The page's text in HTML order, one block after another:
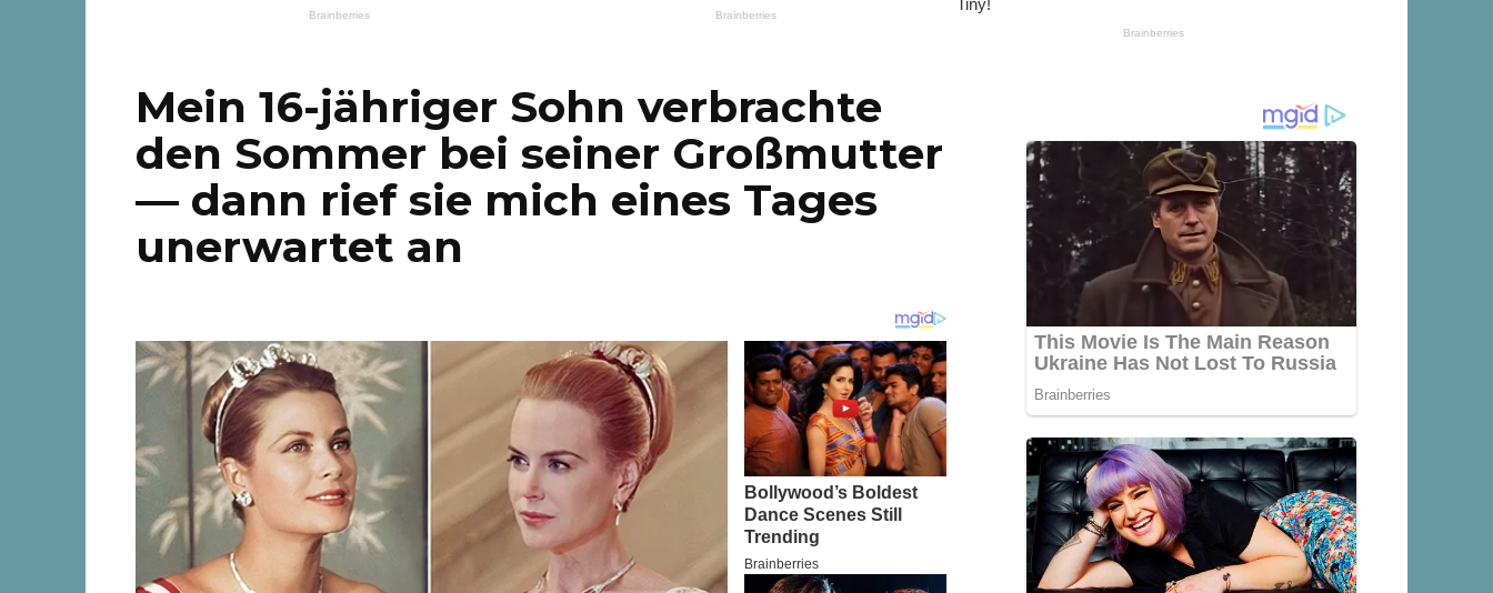
Mein 16-jähriger Sohn verbrachte
den Sommer bei seiner Großmutter
— dann rief sie mich eines Tages
unerwartet an